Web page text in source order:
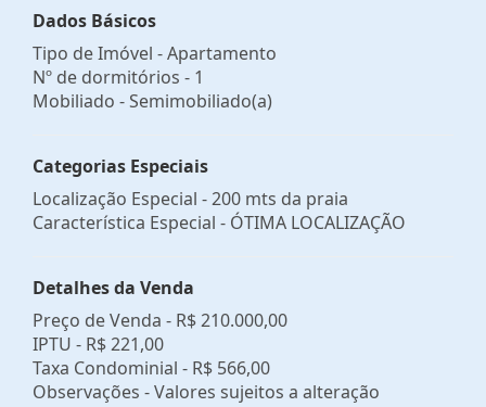
Dados Básicos
Tipo de Imóvel - Apartamento
Nº de dormitórios - 1
Mobiliado - Semimobiliado(a)
Categorias Especiais
Localização Especial - 200 mts da praia
Característica Especial - ÓTIMA LOCALIZAÇÃO
Detalhes da Venda
Preço de Venda - R$ 210.000,00
IPTU - R$ 221,00
Taxa Condominial - R$ 566,00
Observações - Valores sujeitos a alteração